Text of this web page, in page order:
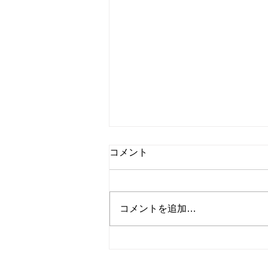
海外ドラマまとめ
こんにちは、Dancing Shigekoで
に、タイトル別にまとめを作って
みました！ (2026年1月4日更新
コメント
コメントを追加…